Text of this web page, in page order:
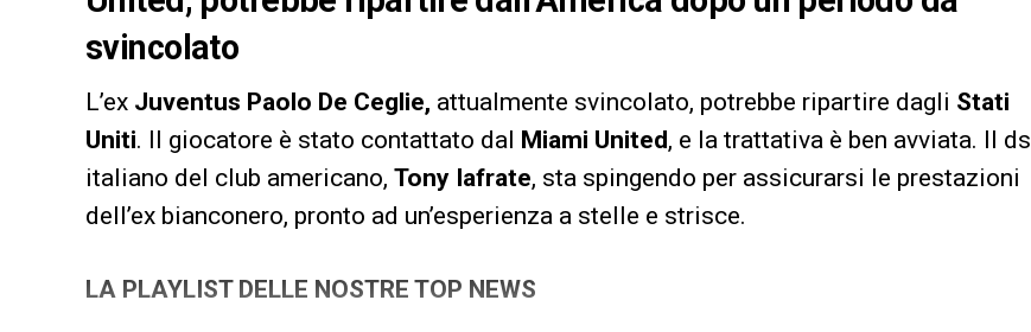
svincolato
L’ex Juventus Paolo De Ceglie, attualmente svincolato, potrebbe ripartire dagli Stati
Uniti. Il giocatore è stato contattato dal Miami United, e la trattativa è ben avviata. Il ds
italiano del club americano, Tony Iafrate, sta spingendo per assicurarsi le prestazioni
dell’ex bianconero, pronto ad un’esperienza a stelle e strisce.
LA PLAYLIST DELLE NOSTRE TOP NEWS